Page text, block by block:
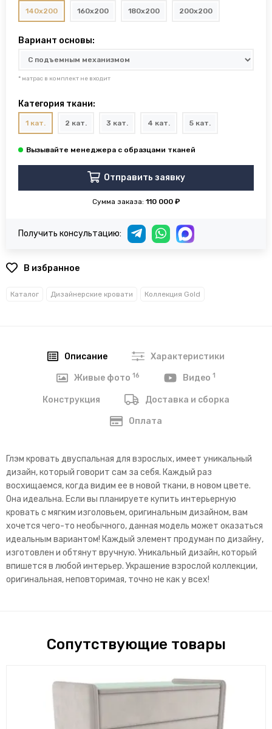
140x200 160x200 180x200 200x200
Вариант основы:
* матрас в комплект не входит
Категория ткани:
1 кат. 2 кат. 3 кат. 4 кат. 5 кат.
Отправить заявку
Сумма заказа: 110 000 ₽
Получить консультацию:
В избранное
Каталог Дизайнерские кровати Коллекция Gold
Описание Характеристики
Живые фото 16 Видео 1
Конструкция Доставка и сборка
Оплата
Глэм кровать двуспальная для взрослых, имеет уникальный
дизайн, который говорит сам за себя. Каждый раз
восхищаемся, когда видим ее в новой ткани, в новом цвете.
Она идеальна. Если вы планируете купить интерьерную
кровать с мягким изголовьем, оригинальным дизайном, вам
хочется чего-то необычного, данная модель может оказаться
идеальным вариантом! Каждый элемент продуман по дизайну,
изготовлен и обтянут вручную. Уникальный дизайн, который
впишется в любой интерьер. Украшение взрослой коллекции,
оригинальная, неповторимая, точно не как у всех!
Сопутствующие товары